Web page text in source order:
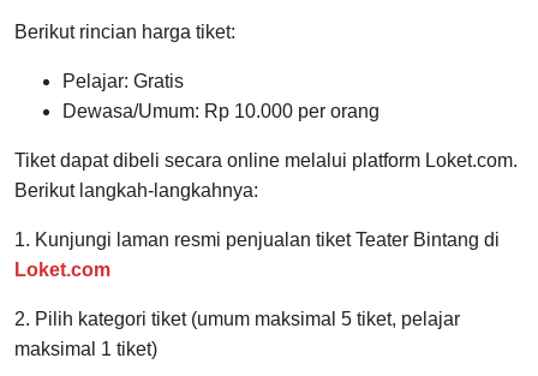
Berikut rincian harga tiket:
Pelajar: Gratis
Dewasa/Umum: Rp 10.000 per orang
Tiket dapat dibeli secara online melalui platform Loket.com.
Berikut langkah-langkahnya:
1. Kunjungi laman resmi penjualan tiket Teater Bintang di
Loket.com
2. Pilih kategori tiket (umum maksimal 5 tiket, pelajar
maksimal 1 tiket)